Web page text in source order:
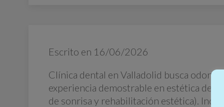
Escrito en 16/06/2026
Clínica dental en Valladolid busca
experiencia demostrable en estética
de sonrisa y rehabilitación estética).